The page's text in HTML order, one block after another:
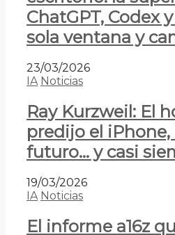
ChatGPT, Codex
sola ventana y
23/03/2026
IA Noticias
Ray Kurzweil: El
predijo el iPhone,
futuro… y casi
19/03/2026
IA Noticias
El informe a16z